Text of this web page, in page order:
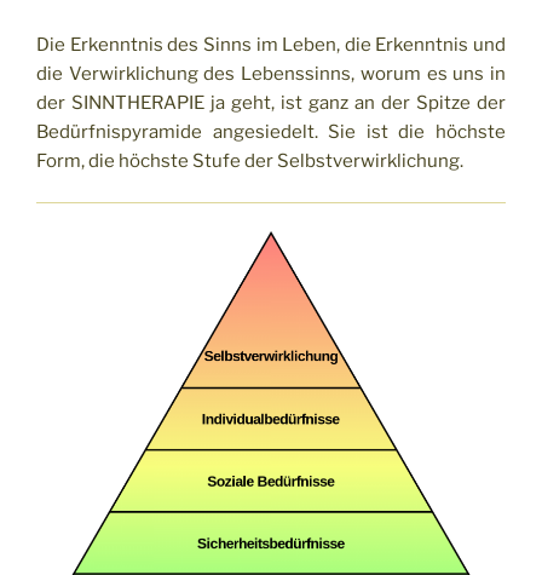
Die Erkenntnis des Sinns im Leben, die Erkenntnis und
die Verwirklichung des Lebenssinns, worum es uns in
der SINNTHERAPIE ja geht, ist ganz an der Spitze der
Bedürfnispyramide angesiedelt. Sie ist die höchste
Form, die höchste Stufe der Selbstverwirklichung.